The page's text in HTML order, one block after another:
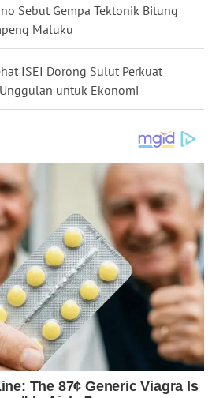
Sebut Gempa Tektonik Bitung
Maluku
ISEI Dorong Sulut Perkuat
untuk Ekonomi